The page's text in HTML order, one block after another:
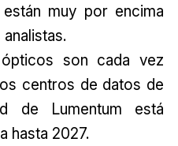
muy por encima
son cada vez
centros de datos de
de Lumentum está
hasta 2027.